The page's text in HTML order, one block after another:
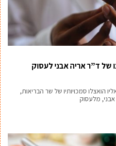
של ד”ר אריה אבני לעסוק
הואצלו סמכויותיו של שר הבריאות,
מלעסוק